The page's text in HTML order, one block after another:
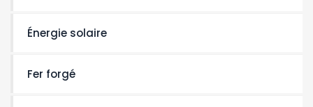
Énergie solaire
Fer forgé